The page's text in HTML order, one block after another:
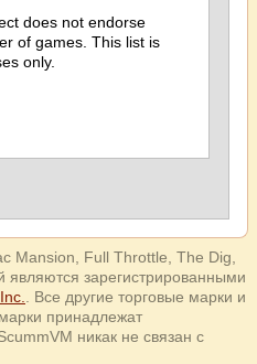
does not endorse
of games. This list is
only.
Mansion, Full Throttle, The Dig,
зарегистрированными
. Все другие торговые марки и
принадлежат
никак не связан с